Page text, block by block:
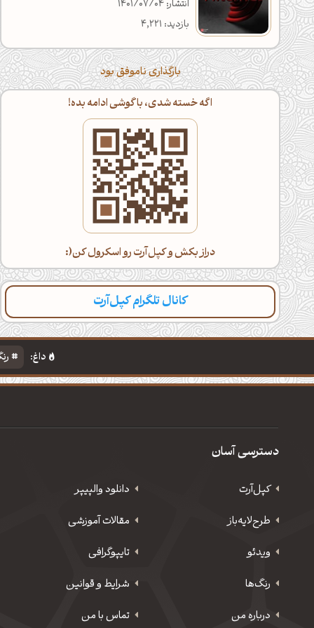
انتشار: 1401/07/04
بازدید: 4,221
بارگذاری ناموفق بود
اگه خسته شدی، با گوشی ادامه بده!
دراز بکش و کپل‌آرت رو اسکرول کن(:
کانال تلگرام کپل‌آرت
داغ:
دسترسی آسان
کپل‌آرت دانلود‌ والپیپر
طرح‌لایه‌باز
مقالات آموزشی
ویدئو
‌تایپوگرافی
رنگ‌ها
شرایط و قوانین
درباره من
تماس با من